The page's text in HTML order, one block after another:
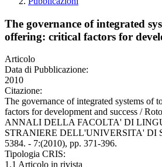
The governance of integrated
offering: critical factors for
Articolo
Data di Pubblicazione:
2010
Citazione:
The governance of integrated systems of
factors for development and success /
ANNALI DELLA FACOLTA' DI
STRANIERE DELL'UNIVERSITA' DI
5384. - 7:(2010), pp. 371-396.
Tipologia CRIS:
1.1 Articolo in rivista